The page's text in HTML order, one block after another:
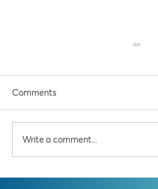
Comments
Write a comment...